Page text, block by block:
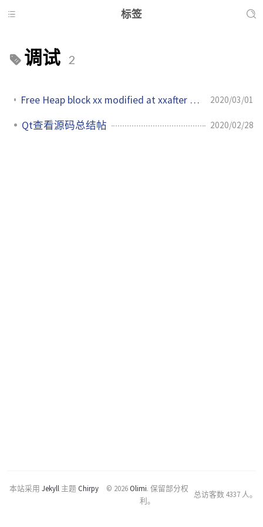
标签
调试 2
Free Heap block xx modified at xxafter it was freed 堆内存出现野指针错误 2020/03/01
Qt查看源码总结帖 2020/02/28
本站采用 Jekyll 主题 Chirpy © 2026Olimi. 保留部分权
利。
总访客数 4337 人。